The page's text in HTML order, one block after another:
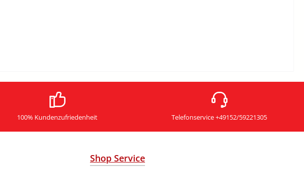
100% Kundenzufriedenheit Telefonservice +49152/59221305
Shop Service